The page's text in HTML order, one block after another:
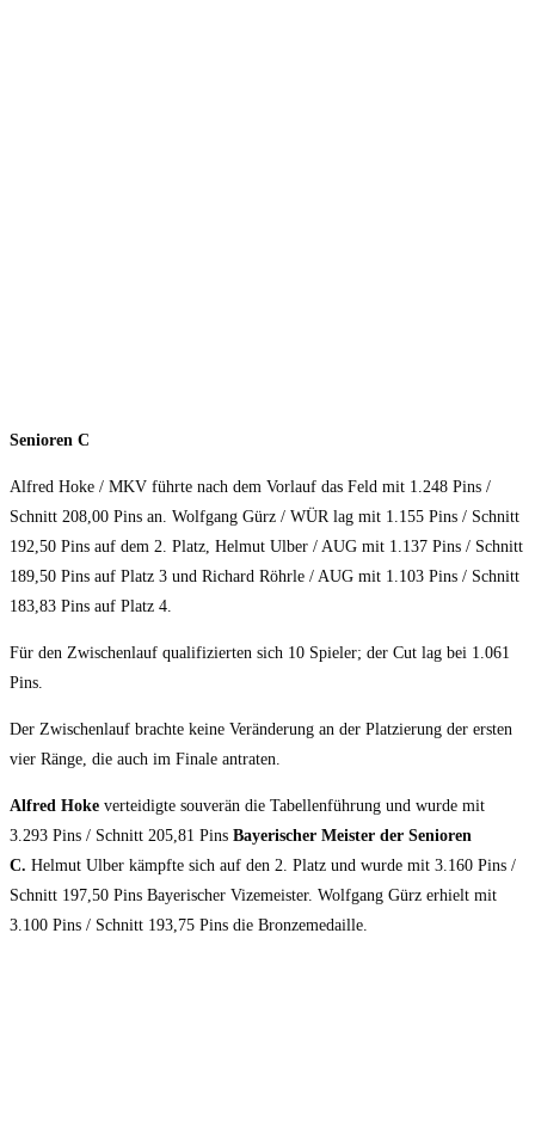
Senioren C
Alfred Hoke / MKV führte nach dem Vorlauf das Feld mit 1.248 Pins /
Schnitt 208,00 Pins an. Wolfgang Gürz / WÜR lag mit 1.155 Pins / Schnitt
192,50 Pins auf dem 2. Platz, Helmut Ulber / AUG mit 1.137 Pins / Schnitt
189,50 Pins auf Platz 3 und Richard Röhrle / AUG mit 1.103 Pins / Schnitt
183,83 Pins auf Platz 4.
Für den Zwischenlauf qualifizierten sich 10 Spieler; der Cut lag bei 1.061
Pins.
Der Zwischenlauf brachte keine Veränderung an der Platzierung der ersten
vier Ränge, die auch im Finale antraten.
Alfred Hoke verteidigte souverän die Tabellenführung und wurde mit
3.293 Pins / Schnitt 205,81 Pins Bayerischer Meister der Senioren
C. Helmut Ulber kämpfte sich auf den 2. Platz und wurde mit 3.160 Pins /
Schnitt 197,50 Pins Bayerischer Vizemeister. Wolfgang Gürz erhielt mit
3.100 Pins / Schnitt 193,75 Pins die Bronzemedaille.